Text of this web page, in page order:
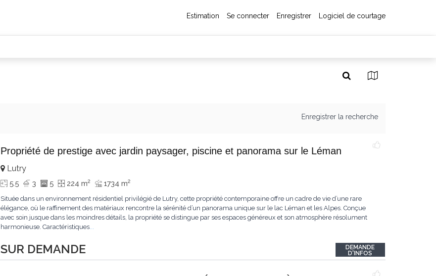
Estimation Se connecter Enregistrer Logiciel de courtage
Enregistrer la recherche
Propriété de prestige avec jardin paysager, piscine et panorama sur le Léman
SUR DEMANDE
Lutry
5.5 3 5 224 m2 1734 m2
Située dans un environnement résidentiel privilégié de Lutry, cette propriété contemporaine offre un cadre de vie d’une rare
élégance, où le raffinement des matériaux rencontre la sérénité d’un panorama unique sur le lac Léman et les Alpes. Conçue
avec soin jusque dans les moindres détails, la propriété se distingue par ses espaces généreux et son atmosphère résolument
harmonieuse. Caractéristiques...
DEMANDE
D'INFOS